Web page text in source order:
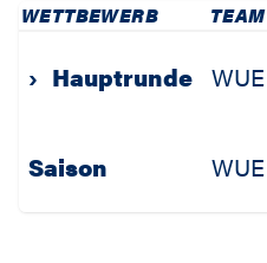
WETTBEWERB TEAM
› Hauptrunde WUE
Saison WUE